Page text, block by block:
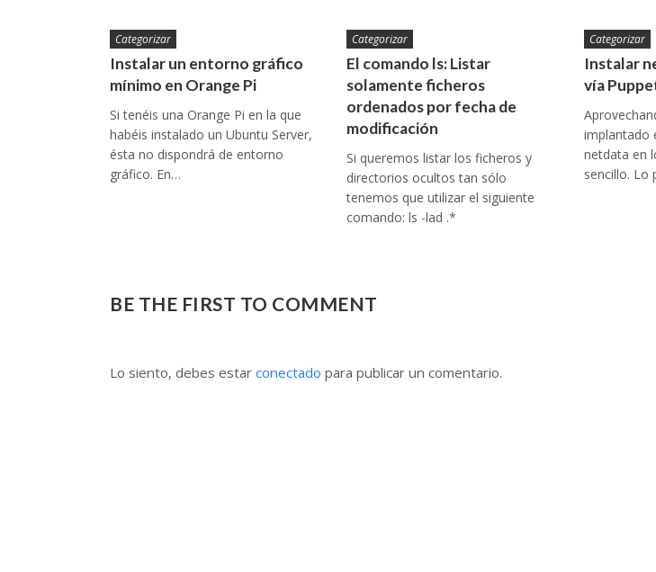
Categorizar
Instalar un entorno gráfico
mínimo en Orange Pi
Si tenéis una Orange Pi en la que
habéis instalado un Ubuntu Server,
ésta no dispondrá de entorno
gráfico. En…
Categorizar
El comando ls: Listar
solamente ficheros
ordenados por fecha de
modificación
Si queremos listar los ficheros y
directorios ocultos tan sólo
tenemos que utilizar el siguiente
comando: ls -lad .*
Categorizar
Instalar
vía
implantado
netdata en
sencillo. Lo
BE THE FIRST TO COMMENT
Lo siento, debes estar conectado para publicar un comentario.